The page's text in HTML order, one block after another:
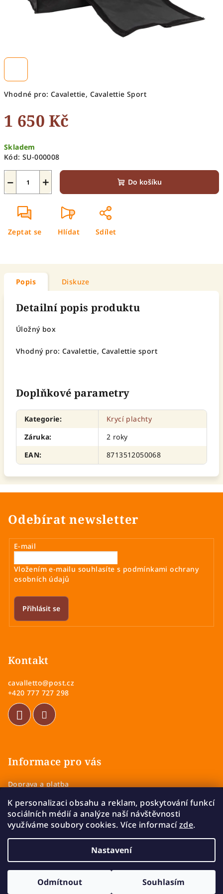
K personalizaci obsahu a reklam, poskytování funkcí
sociálních médií a analýze naší návštěvnosti
využíváme soubory cookies. Více informacízde.
Nastavení
Odmítnout Souhlasím
Vhodné pro: Cavalettie, Cavalettie Sport
1 650 Kč
cena:
Skladem
Kód: SU-000008
+
− Do košíku
Zeptat se Hlídat Sdílet
Popis Diskuze
Detailní popis produktu
Úložný box
Vhodný pro: Cavalettie, Cavalettie sport
Doplňkové parametry
Kategorie:
Krycí plachty
Záruka:
2 roky
EAN: 8713512050068
Odebírat newsletter
E-mail
Vložením e-mailu souhlasíte s podmínkami ochrany
osobních údajů
Přihlásit se
Kontakt
cavalletto@post.cz
+420 777 727 298
Informace pro vás
Doprava a platba
Zásady ochrany osobních údajů
Vrácení a výměna zboží
Upravit nastavení cookies